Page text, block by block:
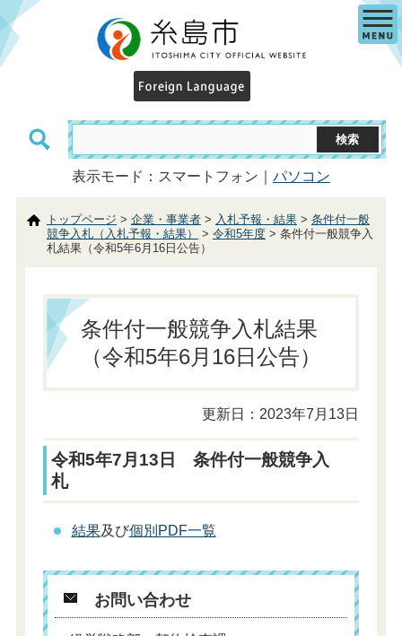
表示モード：スマートフォン｜ パソコン
トップページ > 企業・事業者> 入札予報・結果> 条件付一般
競争入札（入札予報・結果）
> 令和5年度> 条件付一般競争入
札結果（令和5年6月16日公告）
条件付一般競争入札結果
（令和5年6月16日公告）
更新日：2023年7月13日
令和5年7月13日 条件付一般競争入
札
結果及び個別PDF一覧
お問い合わせ